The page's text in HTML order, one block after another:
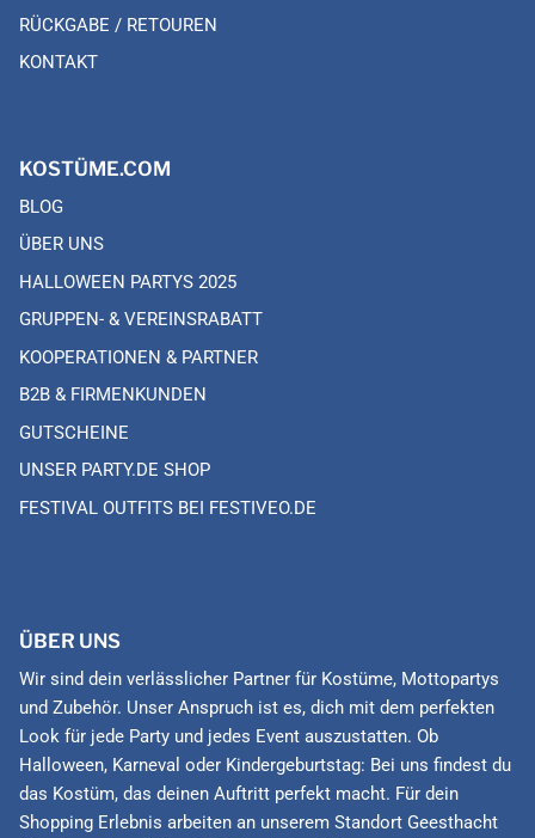
RÜCKGABE / RETOUREN
KONTAKT
KOSTÜME.COM
BLOG
ÜBER UNS
HALLOWEEN PARTYS 2025
GRUPPEN- & VEREINSRABATT
KOOPERATIONEN & PARTNER
B2B & FIRMENKUNDEN
GUTSCHEINE
UNSER PARTY.DE SHOP
FESTIVAL OUTFITS BEI FESTIVEO.DE
ÜBER UNS
Wir sind dein verlässlicher Partner für Kostüme, Mottopartys
und Zubehör. Unser Anspruch ist es, dich mit dem perfekten
Look für jede Party und jedes Event auszustatten. Ob
Halloween, Karneval oder Kindergeburtstag: Bei uns findest du
das Kostüm, das deinen Auftritt perfekt macht. Für dein
Shopping Erlebnis arbeiten an unserem Standort Geesthacht